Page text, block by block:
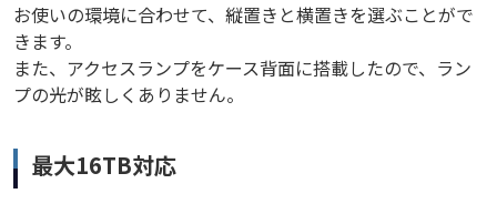
お使いの環境に合わせて、縦置きと横置きを選ぶことがで
きます。
また、アクセスランプをケース背面に搭載したので、ラン
プの光が眩しくありません。
最大16TB対応